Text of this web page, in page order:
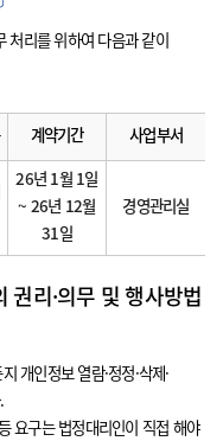
처리를 위하여 다음과 같이
계약기간 사업부서
26년 1월 1일
~ 26년 12월
31일
경영관리실
권리·의무 및 행사방법
개인정보 열람·정정·삭제·
요구는 법정대리인이 직접 해야